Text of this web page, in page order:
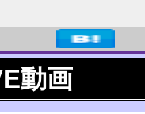
動画